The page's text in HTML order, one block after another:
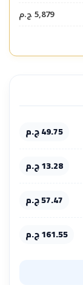
5,879 ج.م
49.75 ج.م
13.28 ج.م
57.47 ج.م
161.55 ج.م